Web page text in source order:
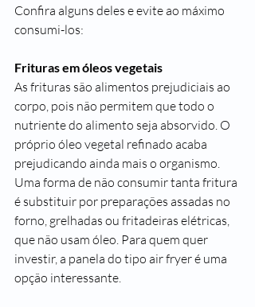
Confira alguns deles e evite ao máximo
consumi-los:
Frituras em óleos vegetais
As frituras são alimentos prejudiciais ao
corpo, pois não permitem que todo o
nutriente do alimento seja absorvido. O
próprio óleo vegetal refinado acaba
prejudicando ainda mais o organismo.
Uma forma de não consumir tanta fritura
é substituir por preparações assadas no
forno, grelhadas ou fritadeiras elétricas,
que não usam óleo. Para quem quer
investir, a panela do tipo air fryer é uma
opção interessante.